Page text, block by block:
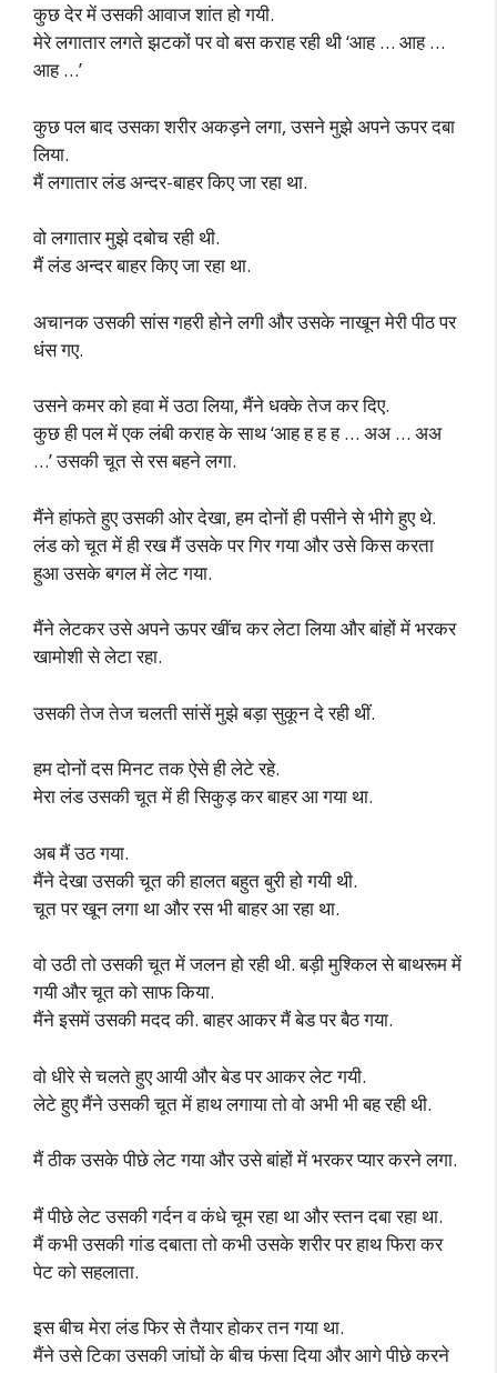
कुछ देर में उसकी आवाज शांत हो गयी.
मेरे लगातार लगते झटकों पर वो बस कराह रही थी ‘आह … आह …
आह …’
कुछ पल बाद उसका शरीर अकड़ने लगा, उसने मुझे अपने ऊपर दबा
लिया.
मैं लगातार लंड अन्दर-बाहर किए जा रहा था.
वो लगातार मुझे दबोच रही थी.
मैं लंड अन्दर बाहर किए जा रहा था.
अचानक उसकी सांस गहरी होने लगी और उसके नाखून मेरी पीठ पर
धंस गए.
उसने कमर को हवा में उठा लिया, मैंने धक्के तेज कर दिए.
कुछ ही पल में एक लंबी कराह के साथ ‘आह ह ह ह … अअ … अअ
…’ उसकी चूत से रस बहने लगा.
मैंने हांफते हुए उसकी ओर देखा, हम दोनों ही पसीने से भीगे हुए थे.
लंड को चूत में ही रख मैं उसके पर गिर गया और उसे किस करता
हुआ उसके बगल में लेट गया.
मैंने लेटकर उसे अपने ऊपर खींच कर लेटा लिया और बांहों में भरकर
खामोशी से लेटा रहा.
उसकी तेज तेज चलती सांसें मुझे बड़ा सुकून दे रही थीं.
हम दोनों दस मिनट तक ऐसे ही लेटे रहे.
मेरा लंड उसकी चूत में ही सिकुड़ कर बाहर आ गया था.
अब मैं उठ गया.
मैंने देखा उसकी चूत की हालत बहुत बुरी हो गयी थी.
चूत पर खून लगा था और रस भी बाहर आ रहा था.
वो उठी तो उसकी चूत में जलन हो रही थी. बड़ी मुश्किल से बाथरूम में
गयी और चूत को साफ किया.
मैंने इसमें उसकी मदद की. बाहर आकर मैं बेड पर बैठ गया.
वो धीरे से चलते हुए आयी और बेड पर आकर लेट गयी.
लेटे हुए मैंने उसकी चूत में हाथ लगाया तो वो अभी भी बह रही थी.
मैं ठीक उसके पीछे लेट गया और उसे बांहों में भरकर प्यार करने लगा.
मैं पीछे लेट उसकी गर्दन व कंधे चूम रहा था और स्तन दबा रहा था.
मैं कभी उसकी गांड दबाता तो कभी उसके शरीर पर हाथ फिरा कर
पेट को सहलाता.
इस बीच मेरा लंड फिर से तैयार होकर तन गया था.
मैंने उसे टिका उसकी जांघों के बीच फंसा दिया और आगे पीछे करने